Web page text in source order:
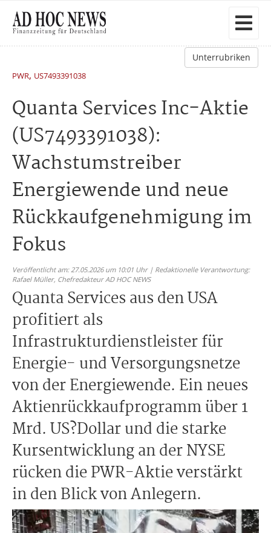
Unterrubriken
PWR, US7493391038
Quanta Services Inc-Aktie
(US7493391038):
Wachstumstreiber
Energiewende und neue
Rückkaufgenehmigung im
Fokus
Veröffentlicht am: 27.05.2026 um 10:01 Uhr | Redaktionelle Verantwortung:
Rafael Müller, Chefredakteur AD HOC NEWS
Quanta Services aus den USA
profitiert als
Infrastrukturdienstleister für
Energie- und Versorgungsnetze
von der Energiewende. Ein neues
Aktienrückkaufprogramm über 1
Mrd. US?Dollar und die starke
Kursentwicklung an der NYSE
rücken die PWR-Aktie verstärkt
in den Blick von Anlegern.